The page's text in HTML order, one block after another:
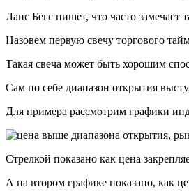
Ланс Бегс пишет, что часто
Назовем первую свечу торгового
Такая свеча может быть хорошим
Сам по себе диапазон открытия
Для примера рассмотрим графики
Стрелкой показано как цена
А на втором графике показано, как